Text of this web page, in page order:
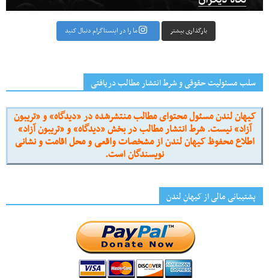
بارگذاری بیشتر ما را در اینستاگرام دنبال کنید
سلب مسئولیت حقوقی و شرط انتشار مطالب دریافتی
کیهان لندن مسئول محتوای مطالب منتشرشده در «دیدگاه» و «تریبون
آزاد» نیست. شرط انتشار مطالب در بخش «دیدگاه» و «تریبون آزاد»
اطلاع محفوظ کیهان لندن از مشخصات واقعی و محل اقامت و نشانی
نویسندگان است.
پشتیبانی مالی از کیهانِ لندن